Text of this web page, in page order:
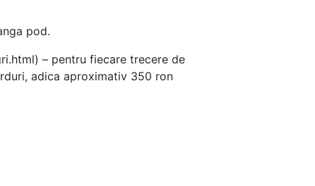
pod.
– pentru fiecare trecere de
adica aproximativ 350 ron